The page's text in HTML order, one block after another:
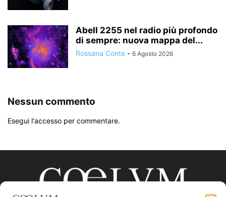
Abell 2255 nel radio più profondo
di sempre: nuova mappa del...
Rossana Conte - 6 Agosto 2026
Nessun commento
Esegui l'accesso per commentare.